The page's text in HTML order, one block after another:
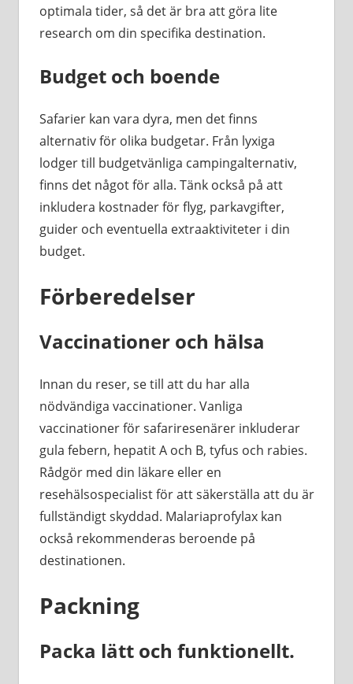
optimala tider, så det är bra att göra lite
research om din specifika destination.
Budget och boende
Safarier kan vara dyra, men det finns
alternativ för olika budgetar. Från lyxiga
lodger till budgetvänliga campingalternativ,
finns det något för alla. Tänk också på att
inkludera kostnader för flyg, parkavgifter,
guider och eventuella extraaktiviteter i din
budget.
Förberedelser
Vaccinationer och hälsa
Innan du reser, se till att du har alla
nödvändiga vaccinationer. Vanliga
vaccinationer för safariresenärer inkluderar
gula febern, hepatit A och B, tyfus och rabies.
Rådgör med din läkare eller en
resehälsospecialist för att säkerställa att du är
fullständigt skyddad. Malariaprofylax kan
också rekommenderas beroende på
destinationen.
Packning
Packa lätt och funktionellt.